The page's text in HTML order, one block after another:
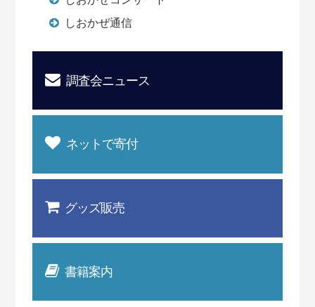
しおかぜ通信
調査会ニュース
ネットで寄付
グッズ販売
書籍案内